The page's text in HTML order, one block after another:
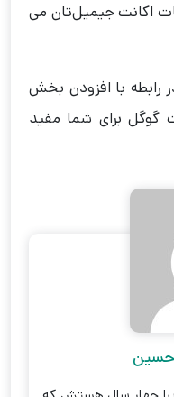
اکانت جیمیل‌تان می
رابطه با افزودن بخش
گوگل برای شما مفید
حسین